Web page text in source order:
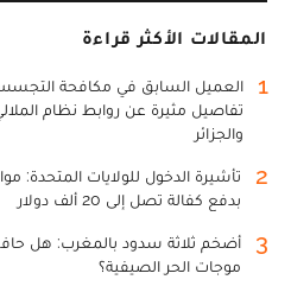
المقالات الأكثر قراءة
1
العميل السابق في مكافحة
تفاصيل مثيرة عن روابط نظام
والجزائر
2
بدفع كفالة تصل إلى 20 ألف دولار
3
أضخم ثلاثة سدود بالمغرب: هل
موجات الحر الصيفية؟